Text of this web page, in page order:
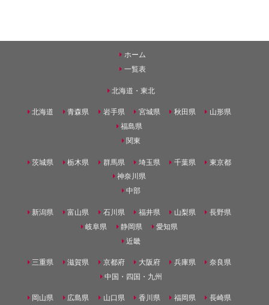
ホーム
一覧表
北海道・東北
北海道 青森県 岩手県 宮城県 秋田県
山形県
福島県
関東
茨城県 栃木県 群馬県 埼玉県 千葉県
東京都
神奈川県
中部
新潟県 富山県 石川県 福井県 山梨県
長野県
岐阜県
静岡県
愛知県
近畿
三重県 滋賀県 京都府 大阪府 兵庫県
奈良県
中国・四国・九州
岡山県 広島県 山口県 香川県 福岡県 長崎県